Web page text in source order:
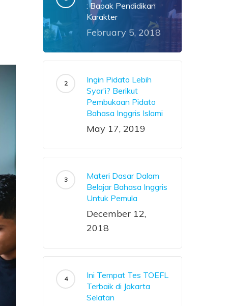
: Bapak Pendidikan
Karakter
February 5, 2018
Ingin Pidato Lebih
Syar’i? Berikut
Pembukaan Pidato
Bahasa Inggris Islami
May 17, 2019
Materi Dasar Dalam
Belajar Bahasa Inggris
Untuk Pemula
December 12,
2018
Ini Tempat Tes TOEFL
Terbaik di Jakarta
Selatan